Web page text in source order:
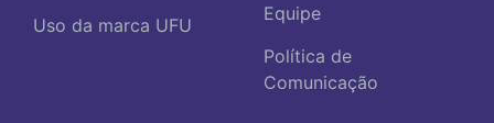
Uso da marca UFU
Equipe
Política de
Comunicação